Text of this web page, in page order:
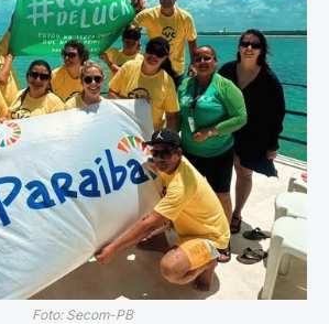
Foto: Secom-PB